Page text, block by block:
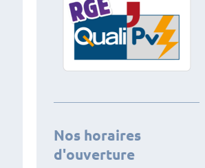
Nos horaires
d'ouverture